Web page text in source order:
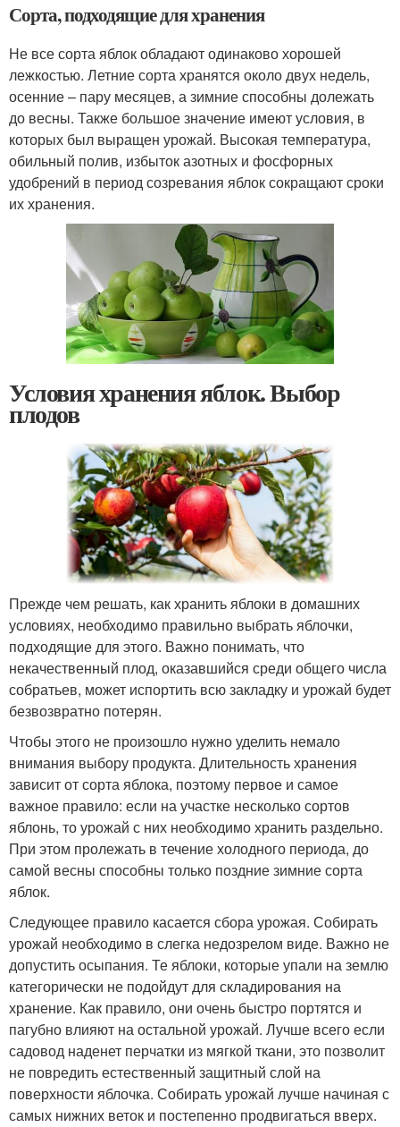
Сорта, подходящие для хранения
Не все сорта яблок обладают одинаково хорошей
лежкостью. Летние сорта хранятся около двух недель,
осенние – пару месяцев, а зимние способны долежать
до весны. Также большое значение имеют условия, в
которых был выращен урожай. Высокая температура,
обильный полив, избыток азотных и фосфорных
удобрений в период созревания яблок сокращают сроки
их хранения.
Условия хранения яблок. Выбор
плодов
Прежде чем решать, как хранить яблоки в домашних
условиях, необходимо правильно выбрать яблочки,
подходящие для этого. Важно понимать, что
некачественный плод, оказавшийся среди общего числа
собратьев, может испортить всю закладку и урожай будет
безвозвратно потерян.
Чтобы этого не произошло нужно уделить немало
внимания выбору продукта. Длительность хранения
зависит от сорта яблока, поэтому первое и самое
важное правило: если на участке несколько сортов
яблонь, то урожай с них необходимо хранить раздельно.
При этом пролежать в течение холодного периода, до
самой весны способны только поздние зимние сорта
яблок.
Следующее правило касается сбора урожая. Собирать
урожай необходимо в слегка недозрелом виде. Важно не
допустить осыпания. Те яблоки, которые упали на землю
категорически не подойдут для складирования на
хранение. Как правило, они очень быстро портятся и
пагубно влияют на остальной урожай. Лучше всего если
садовод наденет перчатки из мягкой ткани, это позволит
не повредить естественный защитный слой на
поверхности яблочка. Собирать урожай лучше начиная с
самых нижних веток и постепенно продвигаться вверх.